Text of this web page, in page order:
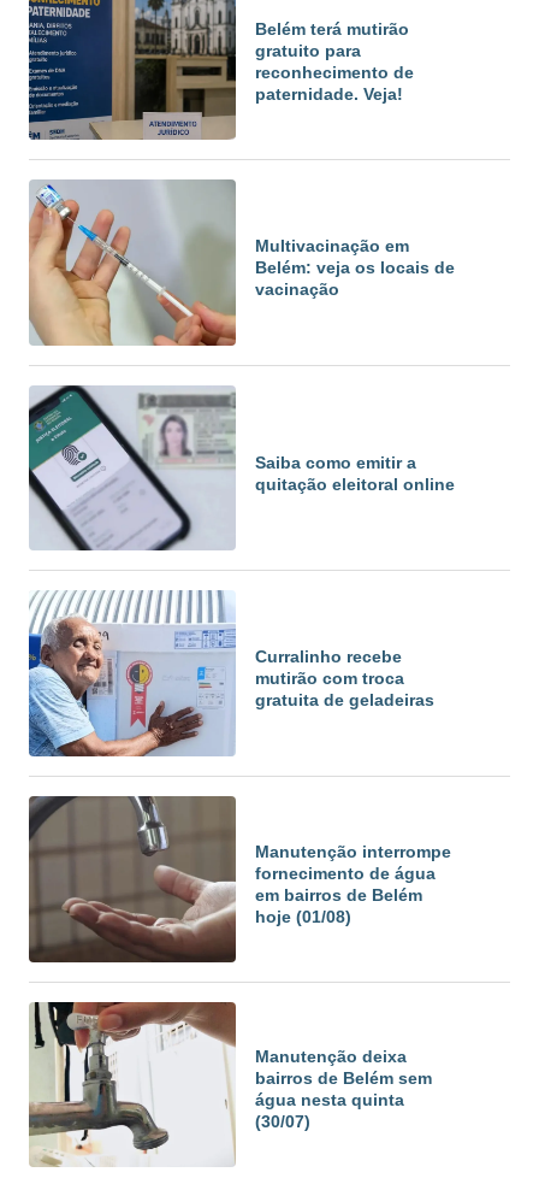
Belém terá mutirão
gratuito para
reconhecimento de
paternidade. Veja!
Multivacinação em
Belém: veja os locais de
vacinação
Saiba como emitir a
quitação eleitoral online
Curralinho recebe
mutirão com troca
gratuita de geladeiras
Manutenção interrompe
fornecimento de água
em bairros de Belém
hoje (01/08)
Manutenção deixa
bairros de Belém sem
água nesta quinta
(30/07)